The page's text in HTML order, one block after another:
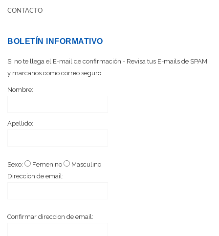
CONTACTO
BOLETÍN INFORMATIVO
Si no te llega el E-mail de confirmación - Revisa tus E-mails de SPAM
y marcanos como correo seguro.
Nombre:
Apellido:
Sexo: Femenino
Masculino
Direccion de email:
Confirmar direccion de email: